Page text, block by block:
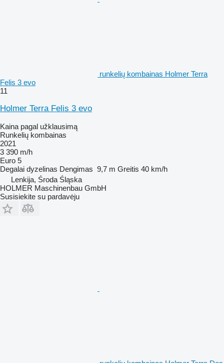
runkelių kombainas Holmer Terra
Felis 3 evo
11
Holmer Terra Felis 3 evo
Kaina pagal užklausimą
Runkelių kombainas
2021
3 390 m/h
Euro 5
Degalai dyzelinas Dengimas 9,7 m Greitis 40 km/h
Lenkija, Środa Śląska
HOLMER Maschinenbau GmbH
Susisiekite su pardavėju